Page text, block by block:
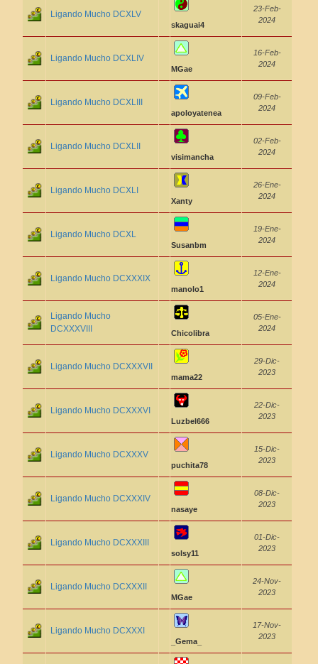
Ligando Mucho DCXLV
skaguai4
23-Feb-
2024
Ligando Mucho DCXLIV
MGae
16-Feb-
2024
Ligando Mucho DCXLIII
apoloyatenea
09-Feb-
2024
Ligando Mucho DCXLII
visimancha
02-Feb-
2024
Ligando Mucho DCXLI
Xanty
26-Ene-
2024
Ligando Mucho DCXL
Susanbm
19-Ene-
2024
Ligando Mucho DCXXXIX
manolo1
12-Ene-
2024
Ligando Mucho
DCXXXVIII
Chicolibra
05-Ene-
2024
Ligando Mucho DCXXXVII
mama22
29-Dic-
2023
Ligando Mucho DCXXXVI
Luzbel666
22-Dic-
2023
Ligando Mucho DCXXXV
puchita78
15-Dic-
2023
Ligando Mucho DCXXXIV
nasaye
08-Dic-
2023
Ligando Mucho DCXXXIII
solsy11
01-Dic-
2023
Ligando Mucho DCXXXII
MGae
24-Nov-
2023
Ligando Mucho DCXXXI
_Gema_
17-Nov-
2023